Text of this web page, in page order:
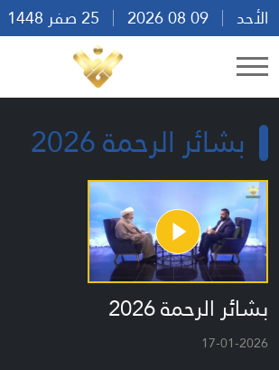
الأحد
بشائر الرحمة 2026
بشائر الرحمة 2026
17-01-2026